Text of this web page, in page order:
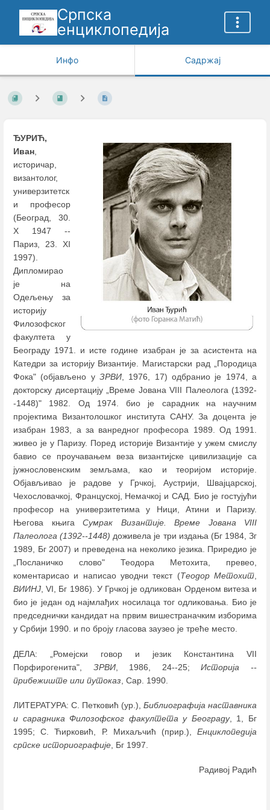
Српска
енциклопедија
Инфо Садржај
ЂУРИЋ,
Иван,
историчар,
византолог,
универзитетск
и професор
(Београд, 30.
X 1947 --
Париз, 23. XI
1997).
Дипломирао
је на
Одељењу за
историју
Филозофског
факултета у
Београду 1971. и исте године изабран је за асистента на
Катедри за историју Византије. Магистарски рад „Породица
Фока" (објављенo у ЗРВИ, 1976, 17) одбранио је 1974, а
докторску дисертацију „Време Јована VIII Палеолога (1392-
-1448)" 1982. Од 1974. био је сарадник на научним
пројектима Византолошког института САНУ. За доцента је
изабран 1983, а за ванредног професора 1989. Од 1991.
живео је у Паризу. Поред историје Византије у ужем смислу
бавио се проучавањем веза византијске цивилизације са
јужнословенским земљама, као и теоријом историје.
Објављивао је радове у Грчкој, Аустрији, Швајцарској,
Чехословачкој, Француској, Немачкој и САД. Био је гостујући
професор на универзитетима у Ници, Атини и Паризу.
Његова књига Сумрак Византије.
Време Јована VIII
Палеолога (1392--1448) доживела је три издања (Бг 1984, Зг
1989, Бг 2007) и преведена на неколико језика. Приредио је
„Посланичко слово" Теодора Метохита, превео,
коментарисао и написао уводни текст (Теодор Метохит,
ВИИНЈ, VI, Бг 1986). У Грчкој је одликован Орденом витеза и
био је један од најмлађих носилаца тог одликовања. Био је
председнички кандидат на првим вишестраначким изборима
у Србији 1990. и по броју гласова заузео је треће место.
ДЕЛА: „Ромејски говор и језик Константина VII
Порфирогенита", ЗРВИ, 1986, 24--25;Историја --
прибежиште или путоказ , Сар. 1990.
ЛИТЕРАТУРА: С. Петковић (ур.), Библиографија наставника
и сарадника Филозофског факултета у Београду, 1, Бг
1995; С. Ћирковић, Р. Михаљчић (прир.), Енциклопедија
српске историографије , Бг 1997.
Радивој Радић